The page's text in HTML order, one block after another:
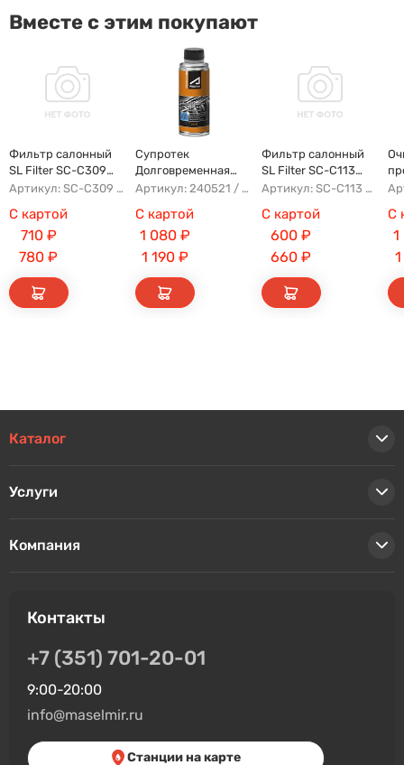
Вместе с этим покупают
Фильтр салонный
SL Filter SC-C309
(AG854CF)
Артикул: SC-C309 AG854CF 8022021300 8025530000 AFW2992
С картой
710₽
780 ₽
Супротек
Долговременная
Промывка
Артикул: 240521 / 122929
С картой
1 080₽
1 190₽
Фильтр салонный
SL Filter SC-C113
(AG779CF)
Артикул: SC-C113 AFW1107 8104400XKZ96A AG779CF
С картой
600 ₽
660 ₽
С
1
Каталог
Услуги
Компания
Контакты
+7 (351) 701-20-01
9:00-20:00
info@maselmir.ru
Станции на карте